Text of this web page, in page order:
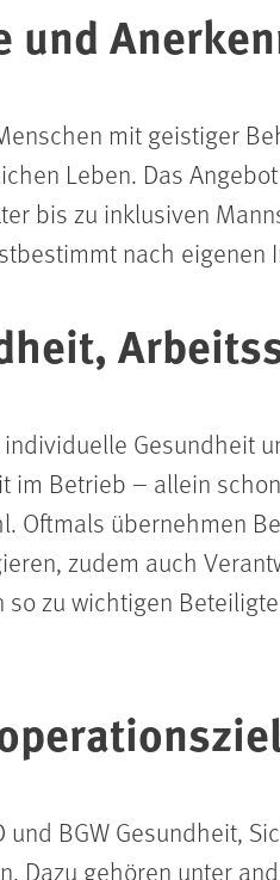
und
mit geistiger
Leben. Das
bis zu inklusiven
nach
Gesundheit
im Betrieb – allein
Oftmals übernehmen
zudem auch
so zu wichtigen
und BGW Gesundheit,
Dazu gehören unter